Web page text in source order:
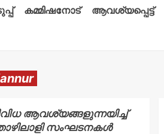
കമ്മിഷനോട് ആവശ്യപ്പെട്ട്
ആവശ്യങ്ങളുന്നയിച്ച്
സംഘടനകൾ